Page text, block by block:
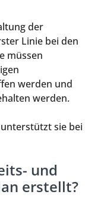
der
Linie bei den
müssen
werden und
werden.
sie bei
und
erstellt?